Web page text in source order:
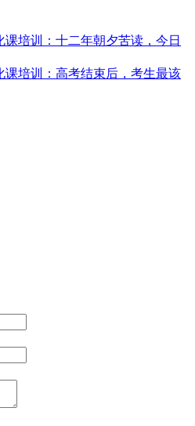
课培训：十二年朝夕苦读，今日
课培训：高考结束后，考生最该